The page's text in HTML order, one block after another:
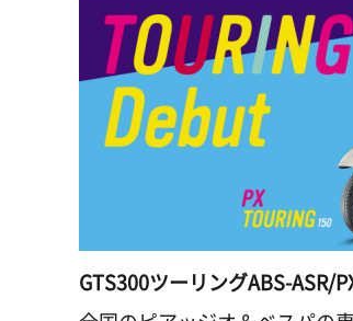
GTS300ツーリングABS-ASR/